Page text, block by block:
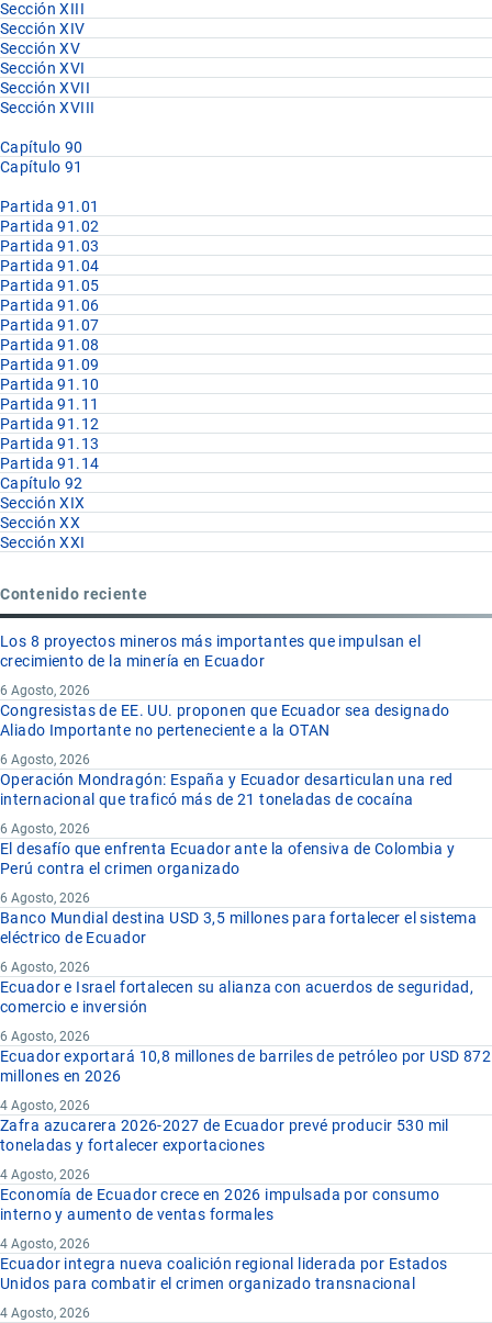
Sección XIII
Sección XIV
Sección XV
Sección XVI
Sección XVII
Sección XVIII
Capítulo 90
Capítulo 91
Partida 91.01
Partida 91.02
Partida 91.03
Partida 91.04
Partida 91.05
Partida 91.06
Partida 91.07
Partida 91.08
Partida 91.09
Partida 91.10
Partida 91.11
Partida 91.12
Partida 91.13
Partida 91.14
Capítulo 92
Sección XIX
Sección XX
Sección XXI
Contenido reciente
Los 8 proyectos mineros más importantes que impulsan el
crecimiento de la minería en Ecuador
6 Agosto, 2026
Congresistas de EE. UU. proponen que Ecuador sea designado
Aliado Importante no perteneciente a la OTAN
6 Agosto, 2026
Operación Mondragón: España y Ecuador desarticulan una red
internacional que traficó más de 21 toneladas de cocaína
6 Agosto, 2026
El desafío que enfrenta Ecuador ante la ofensiva de Colombia y
Perú contra el crimen organizado
6 Agosto, 2026
Banco Mundial destina USD 3,5 millones para fortalecer el sistema
eléctrico de Ecuador
6 Agosto, 2026
Ecuador e Israel fortalecen su alianza con acuerdos de seguridad,
comercio e inversión
6 Agosto, 2026
Ecuador exportará 10,8 millones de barriles de petróleo por USD 872
millones en 2026
4 Agosto, 2026
Zafra azucarera 2026-2027 de Ecuador prevé producir 530 mil
toneladas y fortalecer exportaciones
4 Agosto, 2026
Economía de Ecuador crece en 2026 impulsada por consumo
interno y aumento de ventas formales
4 Agosto, 2026
Ecuador integra nueva coalición regional liderada por Estados
Unidos para combatir el crimen organizado transnacional
4 Agosto, 2026